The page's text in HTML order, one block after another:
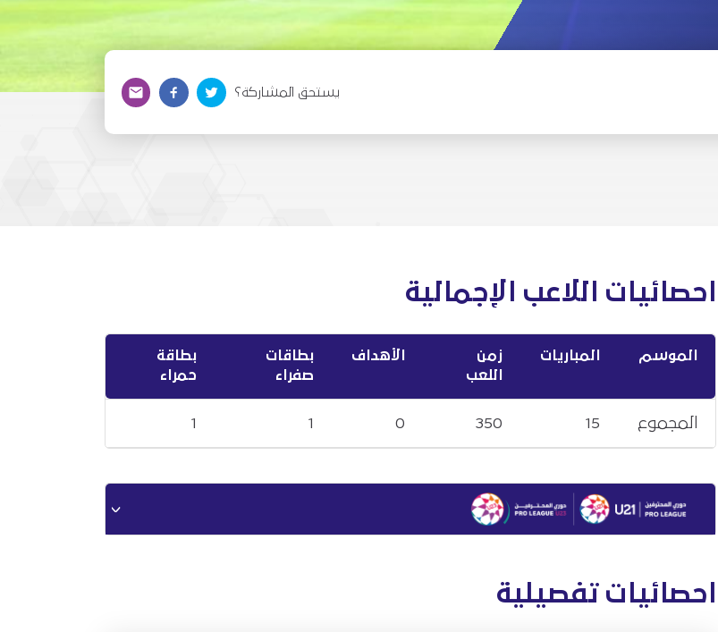
يستحق المشاركة؟
احصائيات اللاعب الإجمالية
الموسم المباريات
زمن
اللعب
الأهداف
بطاقات
صفراء
بطاقة
حمراء
المجموع 15
350
0
1
1
احصائيات تفصيلية